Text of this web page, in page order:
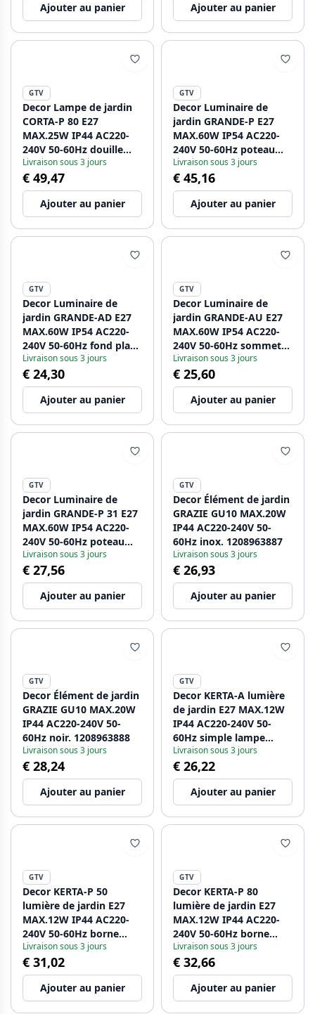
Ajouter au panier Ajouter au panier
GTV
Decor Lampe de jardin
CORTA-P 80 E27
MAX.25W IP44 AC220-
240V 50-60Hz douille
max. 3000W graphite
borne 1208963864
Livraison sous 3 jours
€ 49,47
Ajouter au panier
GTV
Decor Luminaire de
jardin GRANDE-P E27
MAX.60W IP54 AC220-
240V 50-60Hz poteau
noir. 1208963883
Livraison sous 3 jours
€ 45,16
Ajouter au panier
GTV
Decor Luminaire de
jardin GRANDE-AD E27
MAX.60W IP54 AC220-
240V 50-60Hz fond plat
noir. 1208963884
Livraison sous 3 jours
€ 24,30
Ajouter au panier
GTV
Decor Luminaire de
jardin GRANDE-AU E27
MAX.60W IP54 AC220-
240V 50-60Hz sommet
plat noir. 1208963885
Livraison sous 3 jours
€ 25,60
Ajouter au panier
GTV
Decor Luminaire de
jardin GRANDE-P 31 E27
MAX.60W IP54 AC220-
240V 50-60Hz poteau
noir. 1208963886
Livraison sous 3 jours
€ 27,56
Ajouter au panier
GTV
Decor Élément de jardin
GRAZIE GU10 MAX.20W
IP44 AC220-240V 50-
60Hz inox. 1208963887
Livraison sous 3 jours
€ 26,93
Ajouter au panier
GTV
Decor Élément de jardin
GRAZIE GU10 MAX.20W
IP44 AC220-240V 50-
60Hz noir. 1208963888
Livraison sous 3 jours
€ 28,24
Ajouter au panier
GTV
Decor KERTA-A lumière
de jardin E27 MAX.12W
IP44 AC220-240V 50-
60Hz simple lampe
murale graphite
supérieure. 1208963906
Livraison sous 3 jours
€ 26,22
Ajouter au panier
GTV
Decor KERTA-P 50
lumière de jardin E27
MAX.12W IP44 AC220-
240V 50-60Hz borne
graphite 1208963907
Livraison sous 3 jours
€ 31,02
Ajouter au panier
GTV
Decor KERTA-P 80
lumière de jardin E27
MAX.12W IP44 AC220-
240V 50-60Hz borne
graphite 1208963908
Livraison sous 3 jours
€ 32,66
Ajouter au panier